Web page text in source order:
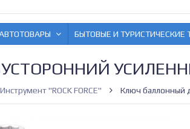
БЫТОВЫЕ И ТУРИСТИЧЕСКИЕ
Инструмент "ROCK FORCE" Ключ баллонный